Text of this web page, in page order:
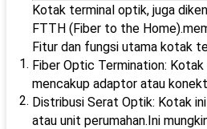
Kotak terminal optik, juga
FTTH (Fiber to the
Fitur dan fungsi utama kotak
Fiber Optic Termination:
mencakup adaptor atau
Distribusi Serat Optik: Kotak
atau unit perumahan.Ini